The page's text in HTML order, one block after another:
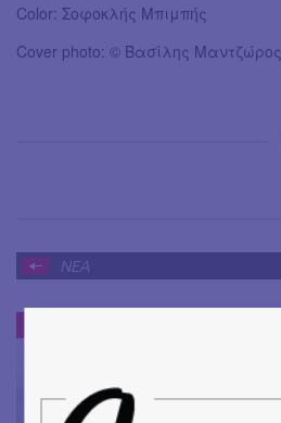
Color: Σοφοκλής Μπιμπής
Cover photo: © Βασίλης Μαντζώρος
ΝΕΑ